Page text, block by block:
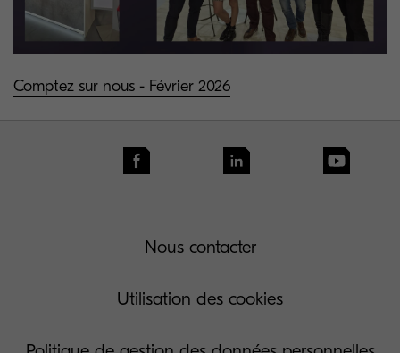
Comptez sur nous - Février 2026
Nous contacter
Utilisation des cookies